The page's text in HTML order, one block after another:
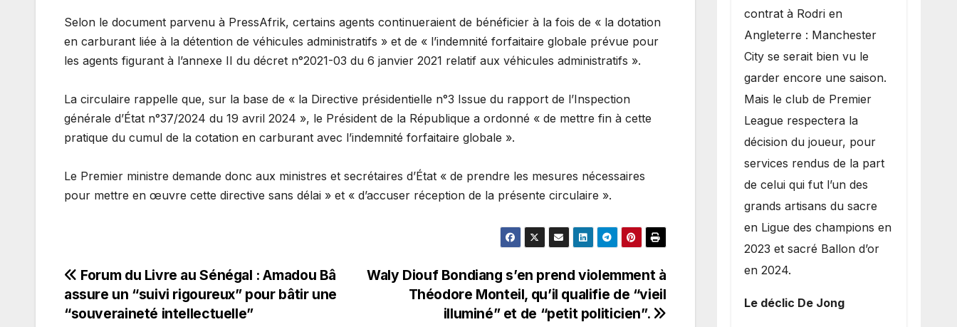
Selon le document parvenu à PressAfrik, certains agents continueraient de bénéficier à la fois de « la dotation
en carburant liée à la détention de véhicules administratifs » et de « l’indemnité forfaitaire globale prévue pour
les agents figurant à l’annexe II du décret n°2021-03 du 6 janvier 2021 relatif aux véhicules administratifs ».
La circulaire rappelle que, sur la base de « la Directive présidentielle n°3 Issue du rapport de l’Inspection
générale d’État n°37/2024 du 19 avril 2024 », le Président de la République a ordonné « de mettre fin à cette
pratique du cumul de la cotation en carburant avec l’indemnité forfaitaire globale ».
Le Premier ministre demande donc aux ministres et secrétaires d’État « de prendre les mesures nécessaires
pour mettre en œuvre cette directive sans délai » et « d’accuser réception de la présente circulaire ».
Navigation
de
Waly Diouf Bondiang s’en prend violemment à
Théodore Monteil, qu’il qualifie de “vieil
illuminé” et de “petit politicien”.
Forum du Livre au Sénégal : Amadou Bâ
assure un “suivi rigoureux” pour bâtir une
“souveraineté intellectuelle”
contrat à Rodri en
Angleterre : Manchester
City se serait bien vu le
garder encore une saison.
Mais le club de Premier
League respectera la
décision du joueur, pour
services rendus de la part
de celui qui fut l’un des
grands artisans du sacre
en Ligue des champions en
2023 et sacré Ballon d’or
en 2024.
Le déclic De Jong